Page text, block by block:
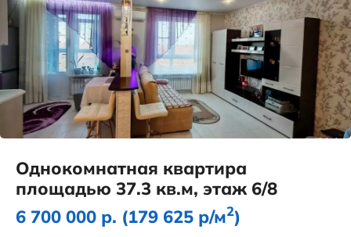
Однокомнатная квартира
площадью 37.3 кв.м, этаж 6/8
6 700 000 р. (179 625 р/м2)